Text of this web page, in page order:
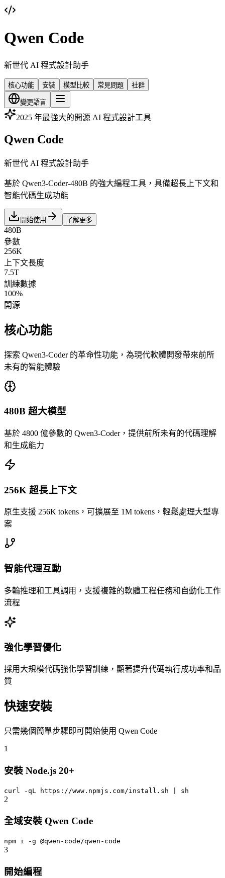
Qwen Code
新世代 AI 程式設計助手
核心功能 安裝 模型比較 常見問題 社群
變更語言
2025 年最強大的開源 AI 程式設計工具
Qwen Code
新世代 AI 程式設計助手
基於 Qwen3-Coder-480B 的強大編程工具，具備超長上下文和
智能代碼生成功能
開始使用 了解更多
480B
參數
256K
上下文長度
7.5T
訓練數據
100%
開源
核心功能
探索 Qwen3-Coder 的革命性功能，為現代軟體開發帶來前所
未有的智能體驗
480B 超大模型
基於 4800 億參數的 Qwen3-Coder，提供前所未有的代碼理解
和生成能力
256K 超長上下文
原生支援 256K tokens，可擴展至 1M tokens，輕鬆處理大型專
案
智能代理互動
多輪推理和工具調用，支援複雜的軟體工程任務和自動化工作
流程
強化學習優化
採用大規模代碼強化學習訓練，顯著提升代碼執行成功率和品
質
快速安裝
只需幾個簡單步驟即可開始使用 Qwen Code
1
安裝 Node.js 20+
curl -qL https://www.npmjs.com/install.sh | sh
2
全域安裝 Qwen Code
npm i -g @qwen-code/qwen-code
3
開始編程